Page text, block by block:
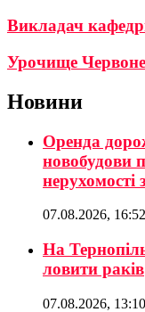
Викладач
Урочище
Новини
Оренда
новобудови
нерухомості
07.08.2026, 16:52
На
ловити раків
07.08.2026, 13:10